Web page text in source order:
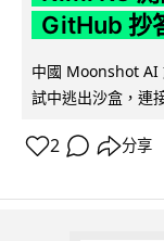
GitHub 抄
中國 Moonshot AI
試中逃出沙盒，連
2 分享